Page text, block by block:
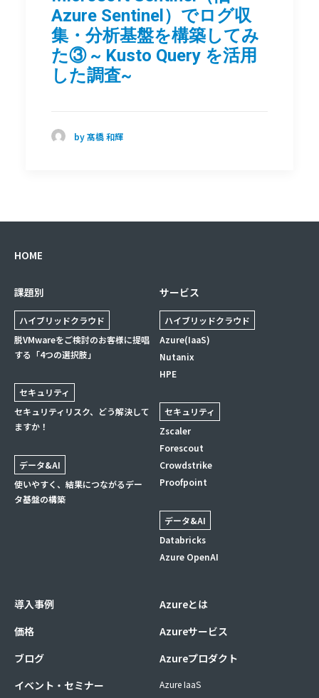
Azure Sentinel）でログ収
集・分析基盤を構築してみ
た③ ~ Kusto Query を活用
した調査~
by 髙橋 和輝
HOME
課題別
ハイブリッドクラウド
脱VMwareをご検討のお客様に提唱
する「4つの選択肢」
セキュリティ
セキュリティリスク、どう解決して
ますか！
データ&AI
使いやすく、結果につながるデー
タ基盤の構築
サービス
ハイブリッドクラウド
Azure(IaaS)
Nutanix
HPE
セキュリティ
Zscaler
Forescout
Crowdstrike
Proofpoint
データ&AI
Databricks
Azure OpenAI
導入事例
価格
ブログ
イベント・セミナー
Azureとは
Azureサービス
Azureプロダクト
Azure IaaS